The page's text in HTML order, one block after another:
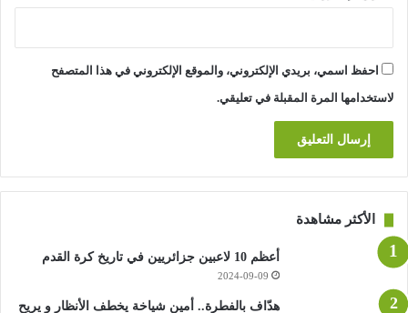
احفظ اسمي، بريدي الإلكتروني، والموقع الإلكتروني في هذا المتصفح
لاستخدامها المرة المقبلة في تعليقي.
الأكثر مشاهدة
أعظم 10 لاعبين جزائريين في تاريخ كرة القدم
2024-09-09
هدّاف بالفطرة.. أمين شياخة يخطف الأنظار و يريح